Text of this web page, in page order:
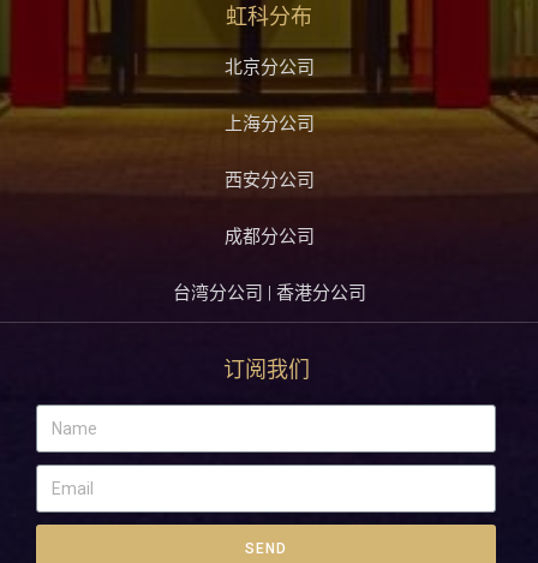
虹科分布
北京分公司
上海分公司
西安分公司
成都分公司
台湾分公司 | 香港分公司
订阅我们
SEND